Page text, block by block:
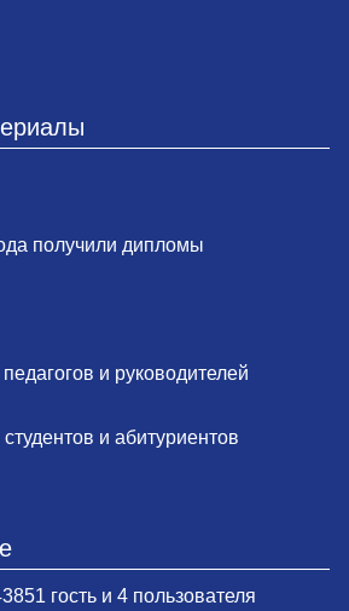
получили дипломы
и руководителей
и абитуриентов
гость и 4 пользователя